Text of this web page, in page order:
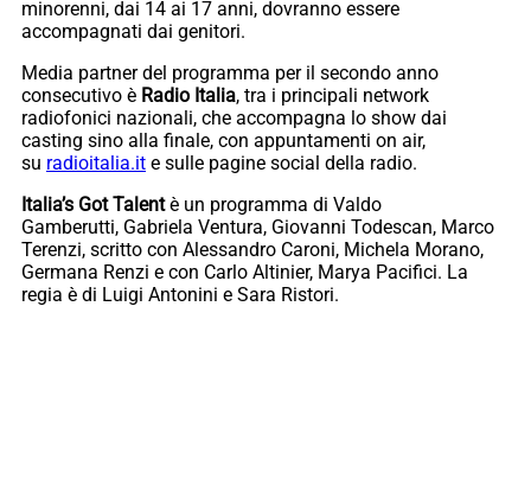
minorenni, dai 14 ai 17 anni, dovranno essere
accompagnati dai genitori.
Media partner del programma per il secondo anno
consecutivo è Radio Italia, tra i principali network
radiofonici nazionali, che accompagna lo show dai
casting sino alla finale, con appuntamenti on air,
su radioitalia.it e sulle pagine social della radio.
Italia’s Got Talentè un programma di Valdo
Gamberutti, Gabriela Ventura, Giovanni Todescan, Marco
Terenzi, scritto con Alessandro Caroni, Michela Morano,
Germana Renzi e con Carlo Altinier, Marya Pacifici. La
regia è di Luigi Antonini e Sara Ristori.